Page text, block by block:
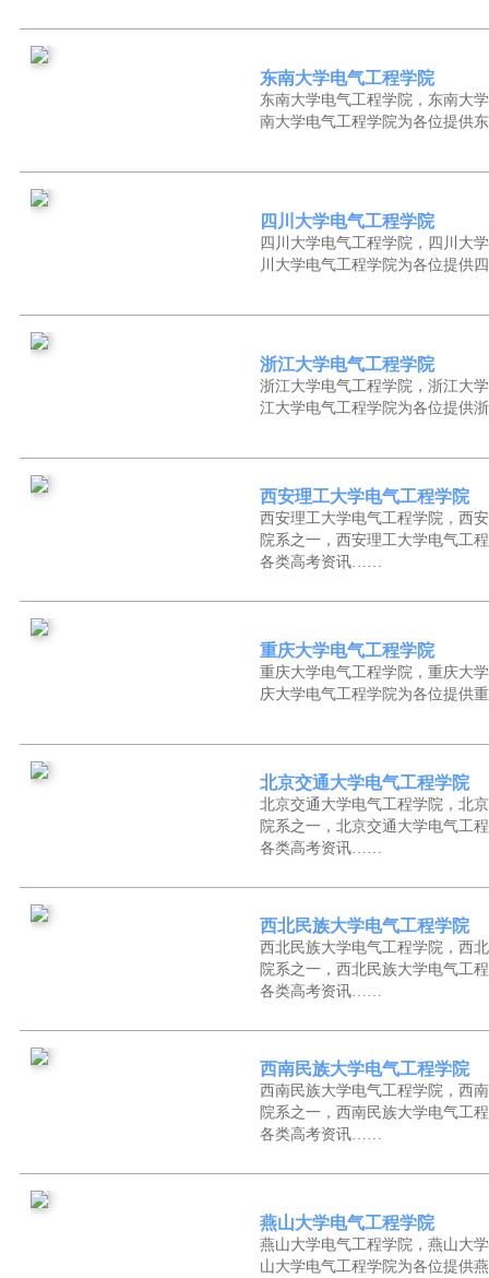
东南大学电气工程学院
东南大学电气工程学院，东南大
南大学电气工程学院为各位提供
四川大学电气工程学院
四川大学电气工程学院，四川大
川大学电气工程学院为各位提供
浙江大学电气工程学院
浙江大学电气工程学院，浙江大
江大学电气工程学院为各位提供
西安理工大学电气工程学院
西安理工大学电气工程学院，西
院系之一，西安理工大学电气工
各类高考资讯……
重庆大学电气工程学院
重庆大学电气工程学院，重庆大
庆大学电气工程学院为各位提供
北京交通大学电气工程学院
北京交通大学电气工程学院，北
院系之一，北京交通大学电气工
各类高考资讯……
西北民族大学电气工程学院
西北民族大学电气工程学院，西
院系之一，西北民族大学电气工
各类高考资讯……
西南民族大学电气工程学院
西南民族大学电气工程学院，西
院系之一，西南民族大学电气工
各类高考资讯……
燕山大学电气工程学院
燕山大学电气工程学院，燕山大
山大学电气工程学院为各位提供